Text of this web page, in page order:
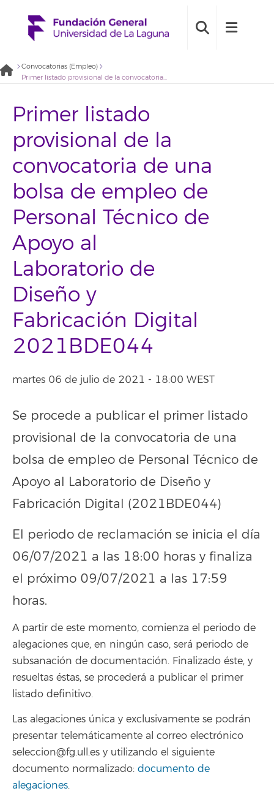
Convocatorias (Empleo)
Primer listado provisional de la convocatoria de una bolsa de empleo de Personal Técnico de Apoyo al Laboratorio de Diseño y Fabricación Digital 2021BDE044
Primer listado
provisional de la
convocatoria de una
bolsa de empleo de
Personal Técnico de
Apoyo al
Laboratorio de
Diseño y
Fabricación Digital
2021BDE044
martes 06 de julio de 2021 - 18:00 WEST
Se procede a publicar el primer listado
provisional de la convocatoria de una
bolsa de empleo de Personal Técnico de
Apoyo al Laboratorio de Diseño y
Fabricación Digital (2021BDE044)
El periodo de reclamación se inicia el día
06/07/2021 a las 18:00 horas y finaliza
el próximo 09/07/2021 a las 17:59
horas.
A partir de este momento, comienza el periodo de
alegaciones que, en ningún caso, será periodo de
subsanación de documentación. Finalizado éste, y
resueltas éstas, se procederá a publicar el primer
listado definitivo.
Las alegaciones única y exclusivamente se podrán
presentar telemáticamente al correo electrónico
seleccion@fg.ull.es y utilizando el siguiente
documento normalizado: documento de
alegaciones.